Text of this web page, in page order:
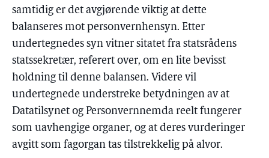
samtidig er det avgjørende viktig at dette
balanseres mot personvernhensyn. Etter
undertegnedes syn vitner sitatet fra statsrådens
statssekretær, referert over, om en lite bevisst
holdning til denne balansen. Videre vil
undertegnede understreke betydningen av at
Datatilsynet og Personvernnemda reelt fungerer
som uavhengige organer, og at deres vurderinger
avgitt som fagorgan tas tilstrekkelig på alvor.